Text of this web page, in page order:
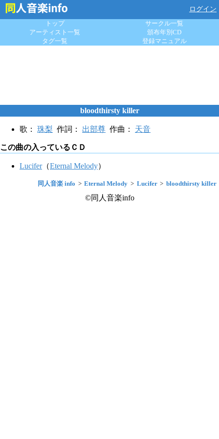
ログイン
トップ
サークル一覧
アーティスト一覧
頒布年別CD
タグ一覧
登録マニュアル
bloodthirsty killer
歌： 珠梨 作詞： 出部尊 作曲： 天音
この曲の入っているＣＤ
Lucifer（Eternal Melody）
同人音楽 info Eternal Melody Lucifer bloodthirsty killer
©同人音楽info